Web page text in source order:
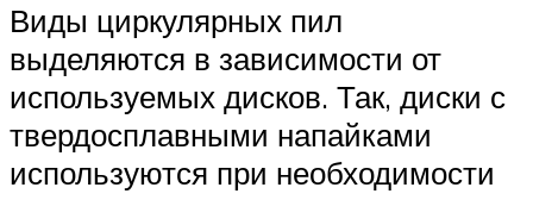
Виды циркулярных пил
выделяются в зависимости от
используемых дисков. Так, диски с
твердосплавными напайками
используются при необходимости